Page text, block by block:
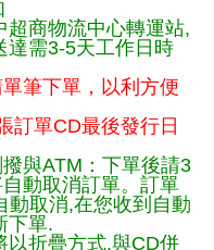
超商物流中心轉運站,
達需3-5天工作日時
筆下單，以利方便
單CD最後發行日
與ATM：下單後請3
動取消訂單。訂單
動取消,在您收到自動
下單.
以折疊方式,與CD併